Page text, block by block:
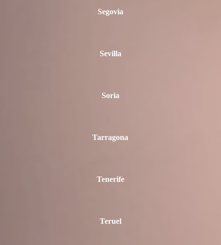
Segovia
Sevilla
Soria
Tarragona
Tenerife
Teruel